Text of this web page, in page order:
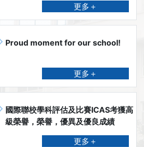
更多＋
Proud moment for our school!
更多＋
國際聯校學科評估及比賽ICAS考獲高
級榮譽，榮譽，優異及優良成績
更多＋